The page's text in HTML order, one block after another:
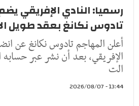
رسميا: النادي الإفريقي
تادوس نكانغ بعقد طويل
أعلن المهاجم تادوس نكانغ عن
الإفريقي، بعد أن نشر عبر
الت
13:44 - 2026/08/07